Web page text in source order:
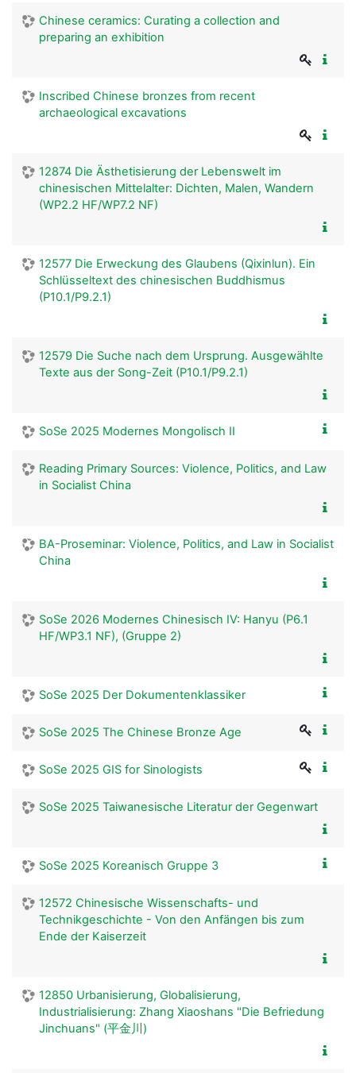
Chinese ceramics: Curating a collection and
preparing an exhibition
Inscribed Chinese bronzes from recent
archaeological excavations
12874 Die Ästhetisierung der Lebenswelt im
chinesischen Mittelalter: Dichten, Malen, Wandern
(WP2.2 HF/WP7.2 NF)
12577 Die Erweckung des Glaubens (Qixinlun). Ein
Schlüsseltext des chinesischen Buddhismus
(P10.1/P9.2.1)
12579 Die Suche nach dem Ursprung. Ausgewählte
Texte aus der Song-Zeit (P10.1/P9.2.1)
SoSe 2025 Modernes Mongolisch II
Reading Primary Sources: Violence, Politics, and Law
in Socialist China
BA-Proseminar: Violence, Politics, and Law in Socialist
China
SoSe 2026 Modernes Chinesisch IV: Hanyu (P6.1
HF/WP3.1 NF), (Gruppe 2)
SoSe 2025 Der Dokumentenklassiker
SoSe 2025 The Chinese Bronze Age
SoSe 2025 GIS for Sinologists
SoSe 2025 Taiwanesische Literatur der Gegenwart
SoSe 2025 Koreanisch Gruppe 3
12572 Chinesische Wissenschafts- und
Technikgeschichte - Von den Anfängen bis zum
Ende der Kaiserzeit
12850 Urbanisierung, Globalisierung,
Industrialisierung: Zhang Xiaoshans "Die Befriedung
Jinchuans" (平金川)